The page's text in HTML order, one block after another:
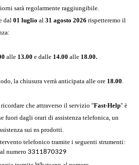
sarà regolarmente raggiungibile.
dal 01 luglio al 31 agosto 2026 rispetteremo il
alle 13.00 e dalle 14.00 alle 18.00.
la chiusura verrà anticipata alle ore 18.00
che attraverso il servizio "Fast-Help" è
fuori dagli orari di assistenza telefonica, un
sui ns prodotti.
telefonico tramite i seguenti strumenti:
numero 3311870329